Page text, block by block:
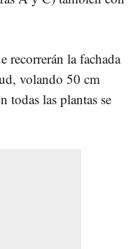
recorrerán la fachada
volando 50 cm
todas las plantas se